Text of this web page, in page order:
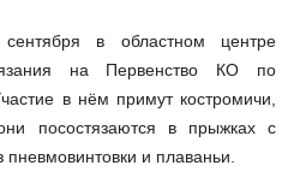
в областном центре
на Первенство КО по
в нём примут костромичи,
посостязаются в прыжках с
и плаваньи.